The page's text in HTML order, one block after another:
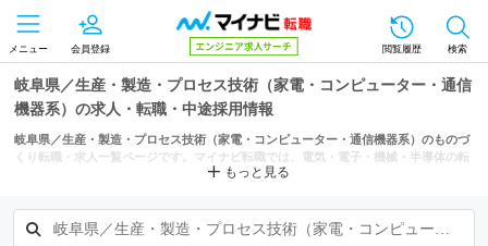
メニュー 会員登録 閲覧履歴 検索
岐阜県／生産・製造・プロセス技術（家電・コンピューター・通信
機器系）の求人・転職・中途採用情報
岐阜県／生産・製造・プロセス技術（家電・コンピューター・通信機器系）のものづ
くり転職・求人一覧ページです。マイナビ転職では、電気・電子・機械・半導体の転
職・求人情報を岐阜市、大垣市などの条件からも探せます。
もっと見る
岐阜県／生産・製造・プロセス技術（家電・コンピューター・通信機器系）